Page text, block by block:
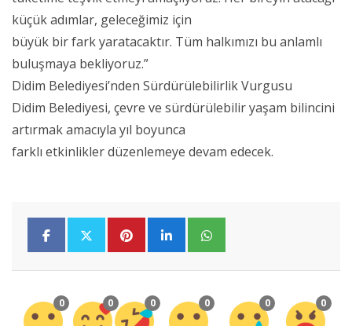
küçük adımlar, geleceğimiz için
büyük bir fark yaratacaktır. Tüm halkımızı bu anlamlı
buluşmaya bekliyoruz.”
Didim Belediyesi’nden Sürdürülebilirlik Vurgusu
Didim Belediyesi, çevre ve sürdürülebilir yaşam bilincini
artırmak amacıyla yıl boyunca
farklı etkinlikler düzenlemeye devam edecek.
0 0 0 0 0 0